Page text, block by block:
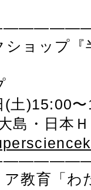
ョップ『
(土)15:00
島・日本
教育「わ